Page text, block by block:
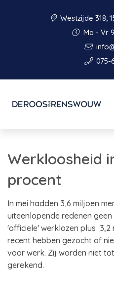
Westzijde 318,
Ma - Vr
075-
Werkloosheid
procent
In mei hadden 3,6 miljoen
uiteenlopende redenen
'officiele' werklozen plus 3,2
recent hebben gezocht of
voor werk. Zij worden niet
gerekend.